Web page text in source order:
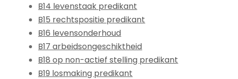
B14 levenstaak predikant
B15 rechtspositie predikant
B16 levensonderhoud
B17 arbeidsongeschiktheid
B18 op non-actief stelling predikant
B19 losmaking predikant